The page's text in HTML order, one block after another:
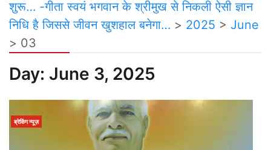
शुरू… -गीता स्वयं भगवान के श्रीमुख से निकली ऐसी ज्ञान
निधि है जिससे जीवन खुशहाल बनेगा… > 2025 > June
> 03
Day: June 3, 2025
ब्रेकिंग न्यूज़